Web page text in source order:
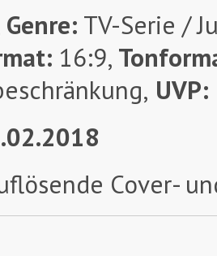
Genre: TV-Serie /
16:9,
UVP:
Cover-